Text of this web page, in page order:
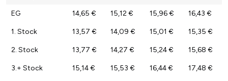
EG 14,65 € 15,12 € 15,96 € 16,43 €
1. Stock 13,57 € 14,09 € 15,01 € 15,35 €
2. Stock 13,77 € 14,27 € 15,24 € 15,68 €
3.+ Stock 15,14 € 15,53 € 16,44 € 17,48 €